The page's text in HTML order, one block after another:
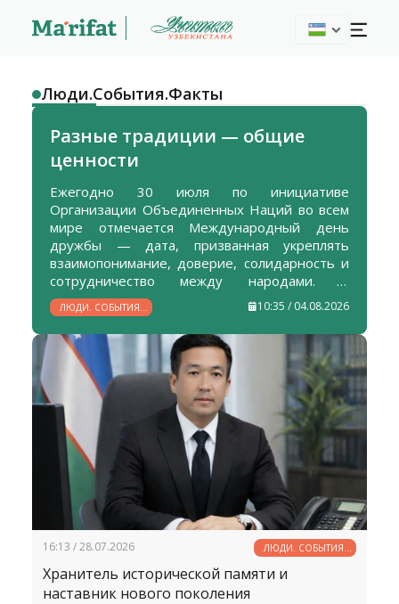
Люди.События.Факты
Разные традиции — общие
ценности
Ежегодно 30 июля по инициативе
Организации Объединенных Наций во всем
мире отмечается Международный день
дружбы — дата, призванная укреплять
взаимопонимание, доверие, солидарность и
сотрудничество между народами. В
Узбекистане этим ценностям уделяется
особое внимание: развитие
межнационального согласия, атмосферы
взаимного уважения и добрососедства
является одним из приоритетных
направлений государственной политики.
ЛЮДИ. СОБЫТИЯ.
ФАКТЫ
10:35 / 04.08.2026
16:13 / 28.07.2026
ЛЮДИ. СОБЫТИЯ.
ФАКТЫ
Хранитель исторической памяти и
наставник нового поколения